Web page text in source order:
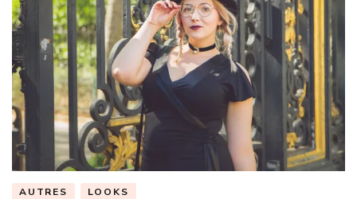
AUTRES LOOKS